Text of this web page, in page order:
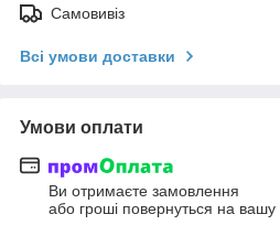
Самовивіз
Всі умови доставки
Умови оплати
Ви отримаєте замовлення
або гроші повернуться на вашу